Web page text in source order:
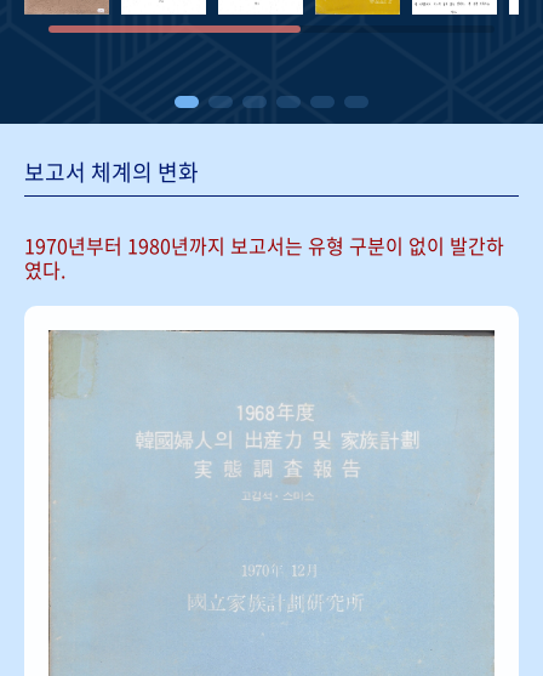
보고서 체계의 변화
1970년부터 1980년까지 보고서는 유형 구분이 없이 발간하
였다.